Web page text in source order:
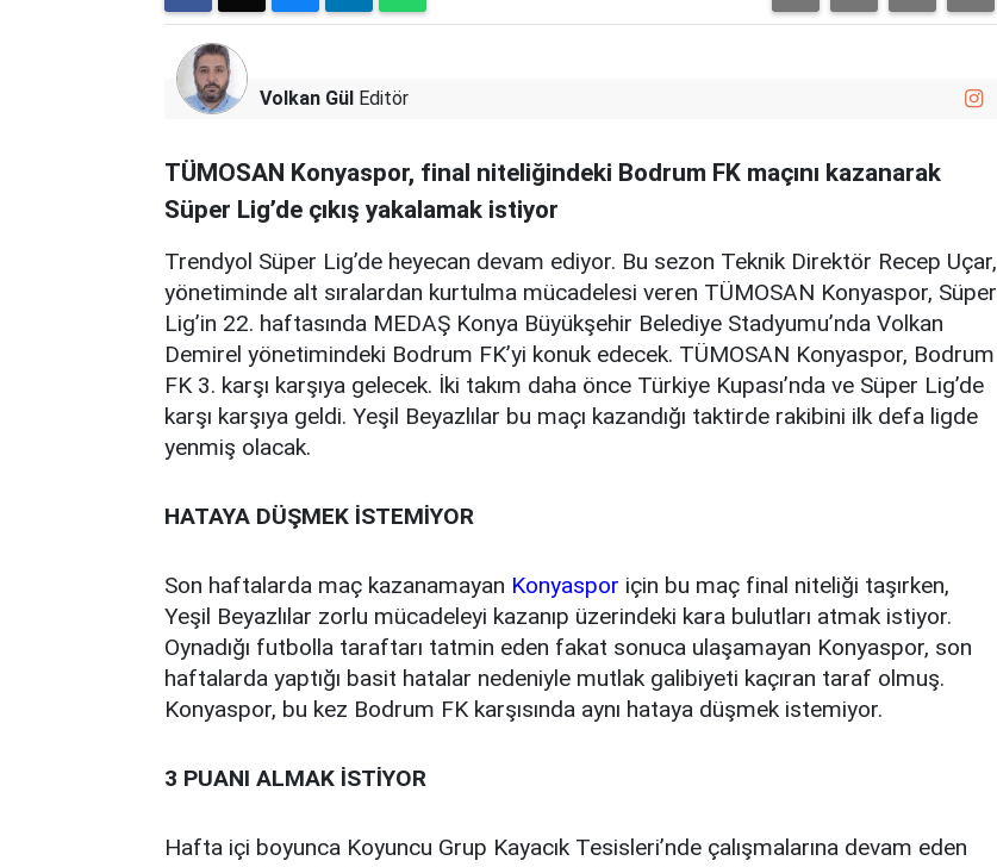
Volkan Gül Editör
TÜMOSAN Konyaspor, final niteliğindeki Bodrum FK maçını kazanarak
Süper Lig’de çıkış yakalamak istiyor
Trendyol Süper Lig’de heyecan devam ediyor. Bu sezon Teknik Direktör Recep Uçar,
yönetiminde alt sıralardan kurtulma mücadelesi veren TÜMOSAN Konyaspor, Süper
Lig’in 22. haftasında MEDAŞ Konya Büyükşehir Belediye Stadyumu’nda Volkan
Demirel yönetimindeki Bodrum FK’yi konuk edecek. TÜMOSAN Konyaspor, Bodrum
FK 3. karşı karşıya gelecek. İki takım daha önce Türkiye Kupası’nda ve Süper Lig’de
karşı karşıya geldi. Yeşil Beyazlılar bu maçı kazandığı taktirde rakibini ilk defa ligde
yenmiş olacak.
HATAYA DÜŞMEK İSTEMİYOR
Son haftalarda maç kazanamayan Konyaspor için bu maç final niteliği taşırken,
Yeşil Beyazlılar zorlu mücadeleyi kazanıp üzerindeki kara bulutları atmak istiyor.
Oynadığı futbolla taraftarı tatmin eden fakat sonuca ulaşamayan Konyaspor, son
haftalarda yaptığı basit hatalar nedeniyle mutlak galibiyeti kaçıran taraf olmuş.
Konyaspor, bu kez Bodrum FK karşısında aynı hataya düşmek istemiyor.
3 PUANI ALMAK İSTİYOR
Hafta içi boyunca Koyuncu Grup Kayacık Tesisleri’nde çalışmalarına devam eden